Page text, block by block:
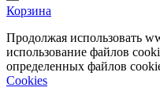
Корзина
Продолжая использовать
использование файлов
определенных файлов
Cookies